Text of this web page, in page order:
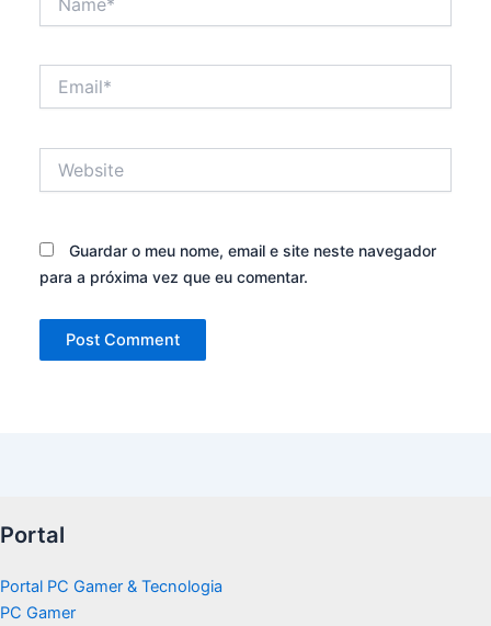
Guardar o meu nome, email e site neste navegador
para a próxima vez que eu comentar.
Portal
Portal PC Gamer & Tecnologia
PC Gamer